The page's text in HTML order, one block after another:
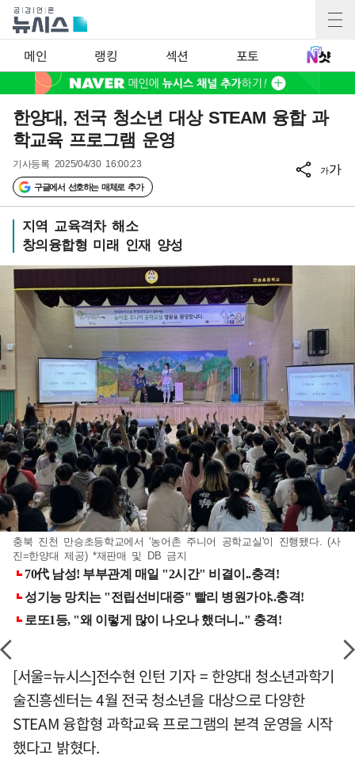
메인 랭킹 섹션 포토
한양대, 전국 청소년 대상 STEAM 융합 과
학교육 프로그램 운영
기사등록 2025/04/30 16:00:23
구글에서 선호하는 매체로 추가
가가
지역 교육격차 해소
창의융합형 미래 인재 양성
충북 진천 만승초등학교에서 '농어촌 주니어 공학교실'이 진행됐다. (사
진=한양대 제공) *재판매 및 DB 금지
[서울=뉴시스]전수현 인턴 기자 = 한양대 청소년과학기
술진흥센터는 4월 전국 청소년을 대상으로 다양한
STEAM 융합형 과학교육 프로그램의 본격 운영을 시작
했다고 밝혔다.